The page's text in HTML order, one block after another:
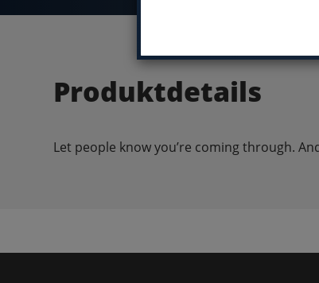
Produktdetails
Let people know you’re coming through.